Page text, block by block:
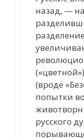
назад, —
(вроде
попытки
русского